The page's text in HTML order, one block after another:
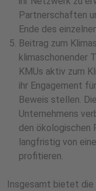
Partnerschaften
Ende des
Beitrag zum
klimaschonender
KMUs aktiv zum
ihr Engagement
Beweis stellen.
Unternehmens
den ökologischen
langfristig von
profitieren.
Insgesamt bietet die